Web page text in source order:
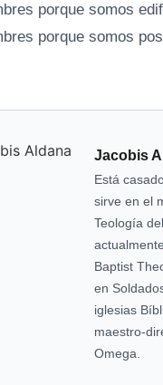
porque somos
porque somos
Jacobis
Está
sirve en el
Teología
Baptist
en
iglesias
maestro-
Omega.